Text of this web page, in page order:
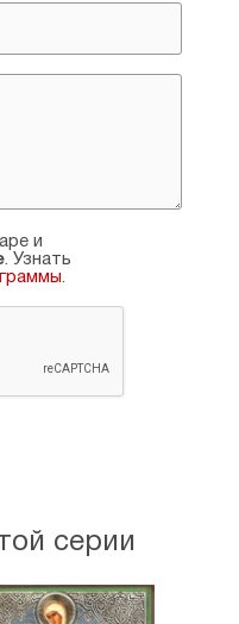
и
. Узнать
.
серии